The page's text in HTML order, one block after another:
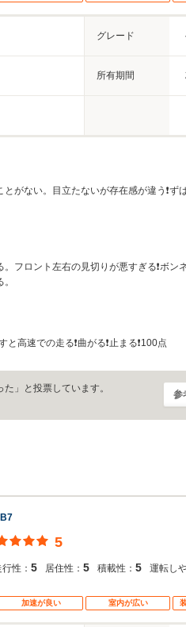
グレード
所有期間
がない。目立たないが存在感が違う❗
フロント左右の見切りが悪すぎる❗ボン
高速での走る❗曲がる❗止まる❗100点
」と投票しています。
参
5
行性： 5 居住性： 5 積載性： 5 運転し
加速が良い 室内が広い